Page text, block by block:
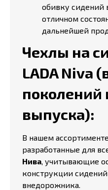
обивку сидений
отличном
дальнейшей
Чехлы на
LADA Niva
поколений
выпуска):
В нашем
разработанные для
Нива, учитывающие
конструкции
внедорожника.